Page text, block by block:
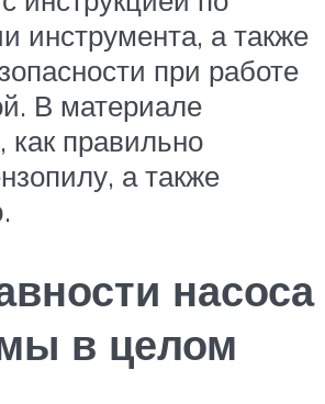
инструмента, а также
при работе
В материале
как правильно
а также
насоса
в целом